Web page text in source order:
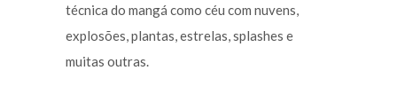
técnica do mangá como céu com nuvens,
explosões, plantas, estrelas, splashes e
muitas outras.